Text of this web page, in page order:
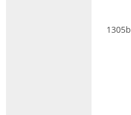
1305b